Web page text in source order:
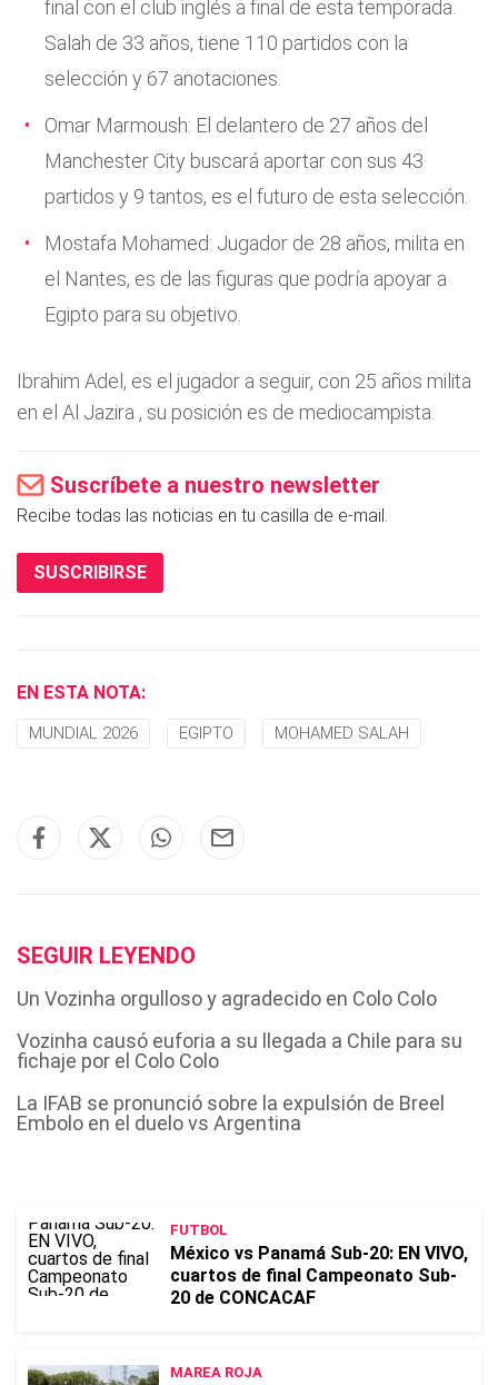
final con el club inglés a final de esta temporada.
Salah de 33 años, tiene 110 partidos con la
selección y 67 anotaciones.
Omar Marmoush: El delantero de 27 años del
Manchester City buscará aportar con sus 43
partidos y 9 tantos, es el futuro de esta selección.
Mostafa Mohamed: Jugador de 28 años, milita en
el Nantes, es de las figuras que podría apoyar a
Egipto para su objetivo.
Ibrahim Adel, es el jugador a seguir, con 25 años milita
en el Al Jazira , su posición es de mediocampista.
Suscríbete a nuestro newsletter
Recibe todas las noticias en tu casilla de e-mail.
SUSCRIBIRSE
EN ESTA NOTA:
MUNDIAL 2026 EGIPTO MOHAMED SALAH
SEGUIR LEYENDO
Un Vozinha orgulloso y agradecido en Colo Colo
Vozinha causó euforia a su llegada a Chile para su
fichaje por el Colo Colo
La IFAB se pronunció sobre la expulsión de Breel
Embolo en el duelo vs Argentina
FUTBOL
México vs Panamá Sub-20: EN VIVO,
cuartos de final Campeonato Sub-
20 de CONCACAF
MAREA ROJA